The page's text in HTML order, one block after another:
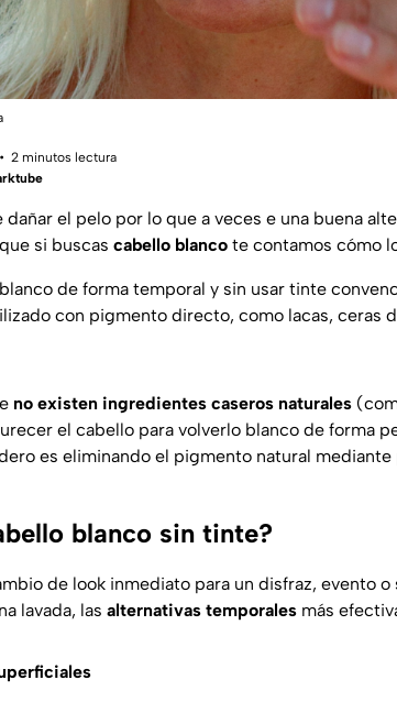
2 minutos lectura
dañar el pelo por lo que a veces e una buena
si buscas cabello blanco te contamos cómo
de forma temporal y sin usar tinte
con pigmento directo, como lacas, ceras
no existen ingredientes caseros naturales
el cabello para volverlo blanco de forma
es eliminando el pigmento natural
blanco sin tinte?
de look inmediato para un disfraz, evento
lavada, las alternativas temporales más